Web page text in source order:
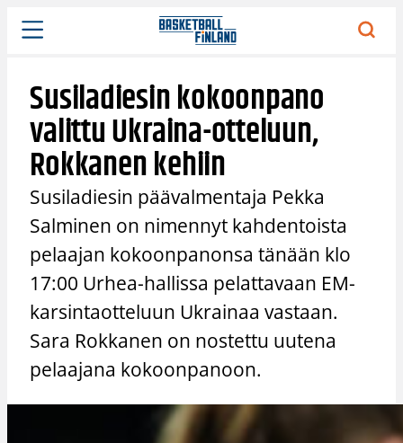
Siirry
sisältöön
Susiladiesin kokoonpano
valittu Ukraina-otteluun,
Rokkanen kehiin
Susiladiesin päävalmentaja Pekka
Salminen on nimennyt kahdentoista
pelaajan kokoonpanonsa tänään klo
17:00 Urhea-hallissa pelattavaan EM-
karsintaotteluun Ukrainaa vastaan.
Sara Rokkanen on nostettu uutena
pelaajana kokoonpanoon.